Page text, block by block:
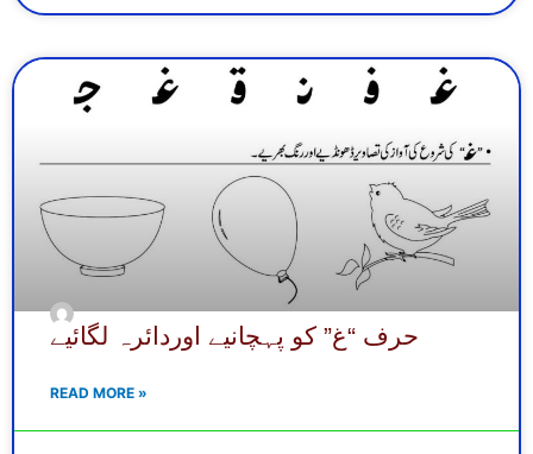
حرف “غ” کو پہچانیے اوردائرہ لگائیے
READ MORE »